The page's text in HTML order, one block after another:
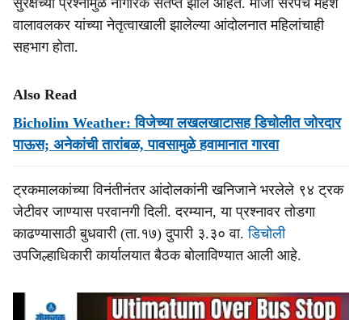
सुरक्षेच्या प्रश्नांमुळे नागरिक संतप्त झाले आहेत. माजी सरपंच महेश
वालावलकर यांच्या नेतृत्वाखाली झालेल्या आंदोलनात महिलांचाही
सहभाग होता.
Also Read
Bicholim Weather: विजेच्या लखलखाटासह डिचोलीत जोरदार
पाऊस; अनेकांची तारांबळ, पावसामुळे हवामानात गारवा
ट्रकमालकांच्या विनंतीनंतर आंदोलकांनी खनिजाने भरलेले ९४ ट्रक
जेटीवर जाण्यास परवानगी दिली. दरम्यान, या प्रश्नावर तोडगा
काढण्यासाठी बुधवारी (ता.१७) दुपारी ३.३० वा.डिचोली
उपजिल्हाधिकारी कार्यालयात बैठक बोलाविण्यात आली आहे.